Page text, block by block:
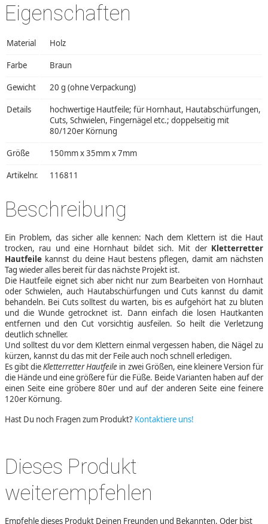
Eigenschaften
Material Holz
Farbe Braun
Gewicht 20 g (ohne Verpackung)
Details
hochwertige Hautfeile; für Hornhaut, Hautabschürfungen,
Cuts, Schwielen, Fingernägel etc.; doppelseitig mit
80/120er Körnung
Größe 150mm x 35mm x 7mm
Artikelnr. 116811
Beschreibung
Ein Problem, das sicher alle kennen: Nach dem Klettern ist die Haut
trocken, rau und eine Hornhaut bildet sich. Mit der Kletterretter
Hautfeile kannst du deine Haut bestens pflegen, damit am nächsten
Tag wieder alles bereit für das nächste Projekt ist.
Die Hautfeile eignet sich aber nicht nur zum Bearbeiten von Hornhaut
oder Schwielen, auch Hautabschürfungen und Cuts kannst du damit
behandeln. Bei Cuts solltest du warten, bis es aufgehört hat zu bluten
und die Wunde getrocknet ist. Dann einfach die losen Hautkanten
entfernen und den Cut vorsichtig ausfeilen. So heilt die Verletzung
deutlich schneller.
Und solltest du vor dem Klettern einmal vergessen haben, die Nägel zu
kürzen, kannst du das mit der Feile auch noch schnell erledigen.
Es gibt dieKletterretter Hautfeile in zwei Größen, eine kleinere Version für
die Hände und eine größere für die Füße. Beide Varianten haben auf der
einen Seite eine gröbere 80er und auf der anderen Seite eine feinere
120er Körnung.
Hast Du noch Fragen zum Produkt? Kontaktiere uns!
Dieses Produkt
weiterempfehlen
Empfehle dieses Produkt Deinen Freunden und Bekannten. Oder bist